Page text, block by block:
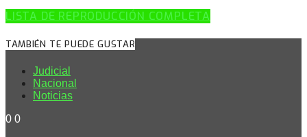
LISTA DE REPRODUCCIÓN COMPLETA
TAMBIÉN TE PUEDE GUSTAR
Judicial
Nacional
Noticias
0 0